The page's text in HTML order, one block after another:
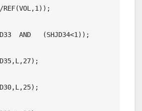
REF(VOL,1));
AND   (SHJD34<1));